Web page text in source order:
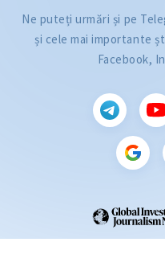
Ne puteți urmări și pe
și cele mai importante
Facebook,